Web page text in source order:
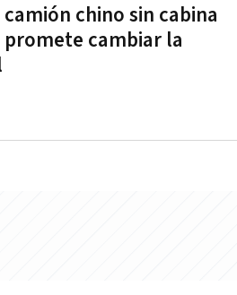
chino sin cabina
cambiar la